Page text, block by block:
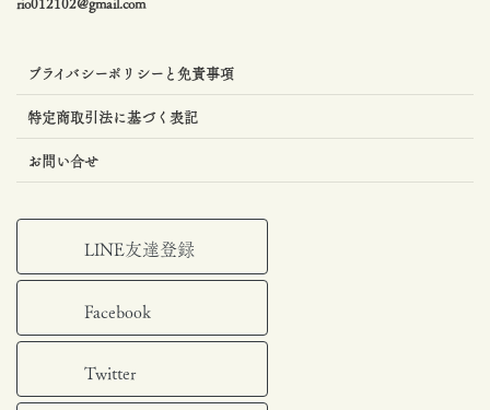
rio012102@gmail.com
プライバシーポリシーと免責事項
特定商取引法に基づく表記
お問い合せ
LINE友達登録
Facebook
Twitter